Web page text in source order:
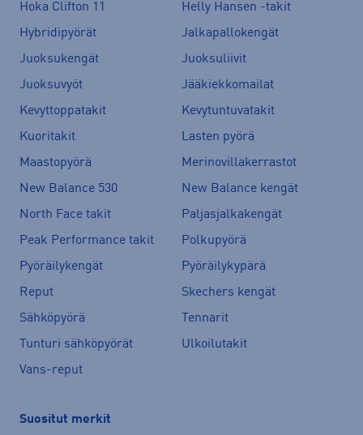
Hoka Clifton 11
Helly Hansen -takit
Hybridipyörät
Jalkapallokengät
Juoksukengät
Juoksuliivit
Juoksuvyöt
Jääkiekkomailat
Kevyttoppatakit
Kevytuntuvatakit
Kuoritakit
Lasten pyörä
Maastopyörä
Merinovillakerrastot
New Balance 530
New Balance kengät
North Face takit
Paljasjalkakengät
Peak Performance takit
Polkupyörä
Pyöräilykengät
Pyöräilykypärä
Reput
Skechers kengät
Sähköpyörä
Tennarit
Tunturi sähköpyörät
Ulkoilutakit
Vans-reput
Suositut merkit